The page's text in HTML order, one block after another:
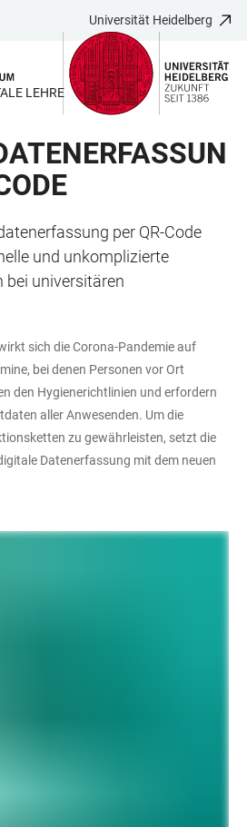
Universität Heidelberg
LEHRE
per QR-Code
und unkomplizierte
bei universitären
sich die Corona-Pandemie auf
bei denen Personen vor Ort
den Hygienerichtlinien und erfordern
aller Anwesenden. Um die
zu gewährleisten, setzt die
Datenerfassung mit dem neuen